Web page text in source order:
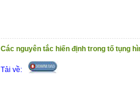
Các nguyên tắc hiến định trong tố tụng
Tải về: